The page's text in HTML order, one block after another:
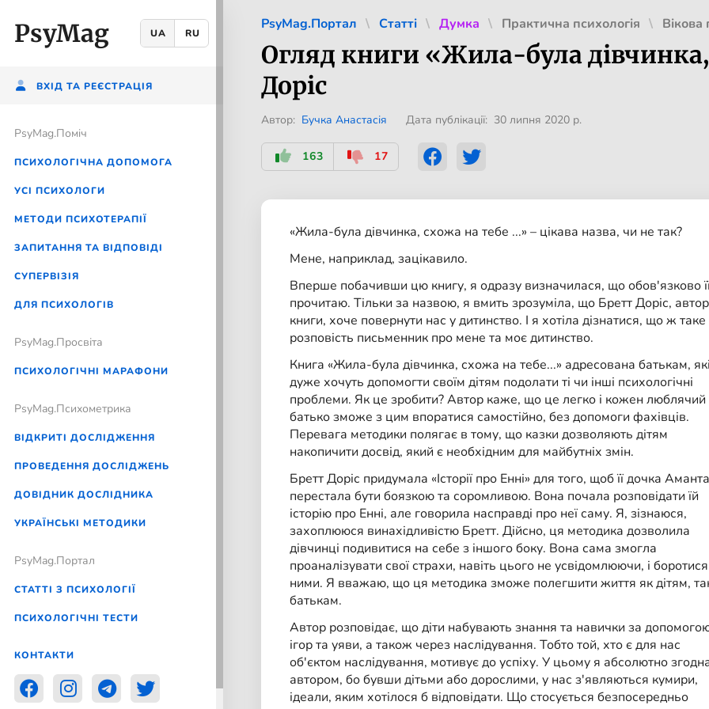
PsyMag UA RU
ВХІД ТА РЕЄСТРАЦІЯ
PsyMag.Помiч
ПСИХОЛОГІЧНА ДОПОМОГА
УСІ ПСИХОЛОГИ
МЕТОДИ ПСИХОТЕРАПІЇ
ЗАПИТАННЯ ТА ВІДПОВІДІ
CУПЕРВІЗІЯ
ДЛЯ ПСИХОЛОГІВ
PsyMag.Просвіта
ПСИХОЛОГІЧНІ МАРАФОНИ
PsyMag.Психометрика
ВІДКРИТІ ДОСЛІДЖЕННЯ
ПРОВЕДЕННЯ ДОСЛІДЖЕНЬ
ДОВІДНИК ДОСЛІДНИКА
УКРАЇНСЬКІ МЕТОДИКИ
PsyMag.Портал
СТАТТІ З ПСИХОЛОГІЇ
ПСИХОЛОГІЧНІ ТЕСТИ
КОНТАКТИ
PsyMag.Портал Статті Думка Практична психологія Вікова
Огляд книги «Жила-була
Доріс
Автор: Бучка Анастасія Дата публікації: 30 липня 2020 р.
163 17
«Жила-була дівчинка, схожа на тебе ...» – цікава назва, чи не так?
Мене, наприклад, зацікавило.
Вперше побачивши цю книгу, я одразу визначилася, що обов'язково
прочитаю. Тільки за назвою, я вмить зрозуміла, що Бретт Доріс, автор
книги, хоче повернути нас у дитинство. І я хотіла дізнатися, що ж таке
розповість письменник про мене та моє дитинство.
Книга «Жила-була дівчинка, схожа на тебе...» адресована батькам, які
дуже хочуть допомогти своїм дітям подолати ті чи інші психологічні
проблеми. Як це зробити? Автор каже, що це легко і кожен люблячий
батько зможе з цим впоратися самостійно, без допомоги фахівців.
Перевага методики полягає в тому, що казки дозволяють дітям
накопичити досвід, який є необхідним для майбутніх змін.
Бретт Доріс придумала «Історії про Енні» для того, щоб її дочка Аманта
перестала бути боязкою та соромливою. Вона почала розповідати їй
історію про Енні, але говорила насправді про неї саму. Я, зізнаюся,
захоплююся винахідливістю Бретт. Дійсно, ця методика дозволила
дівчинці подивитися на себе з іншого боку. Вона сама змогла
проаналізувати свої страхи, навіть цього не усвідомлюючи, і
ними. Я вважаю, що ця методика зможе полегшити життя як дітям,
батькам.
Автор розповідає, що діти набувають знання та навички за
ігор та уяви, а також через наслідування. Тобто той, хто є для нас
об'єктом наслідування, мотивує до успіху. У цьому я абсолютно
автором, бо бувши дітьми або дорослими, у нас з'являються кумири,
ідеали, яким хотілося б відповідати. Що стосується безпосередньо